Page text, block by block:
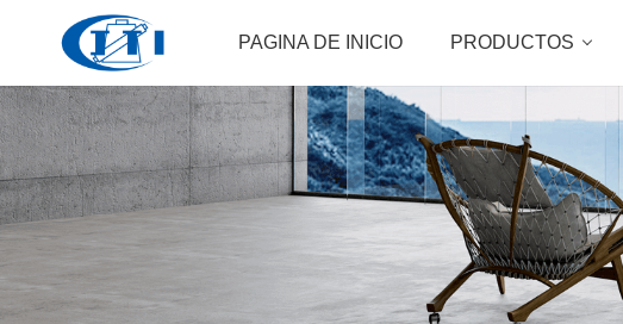
PAGINA DE INICIO PRODUCTOS